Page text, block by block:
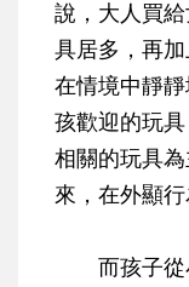
說，大人買
具居多，再
在情境中靜
孩歡迎的玩
相關的玩具
來，在外顯行
而孩子